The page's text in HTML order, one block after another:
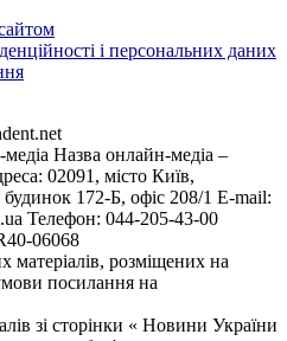
і персональних даних
Назва онлайн-медіа –
02091, місто Київ,
172-Б, офіс 208/1 E-mail:
Телефон: 044-205-43-00
06068
матеріалів, розміщених на
посилання на
зі сторінки « Новини України